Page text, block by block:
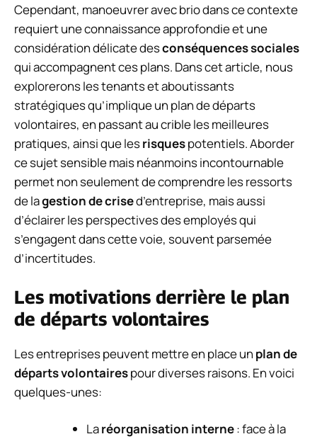
Cependant, manoeuvrer avec brio dans ce contexte
requiert une connaissance approfondie et une
considération délicate desconséquences sociales
qui accompagnent ces plans. Dans cet article, nous
explorerons les tenants et aboutissants
stratégiques qu’implique un plan de départs
volontaires, en passant au crible les meilleures
pratiques, ainsi que lesrisquespotentiels. Aborder
ce sujet sensible mais néanmoins incontournable
permet non seulement de comprendre les ressorts
de lagestion de crised’entreprise, mais aussi
d’éclairer les perspectives des employés qui
s’engagent dans cette voie, souvent parsemée
d’incertitudes.
Les motivations derrière le plan
de départs volontaires
Les entreprises peuvent mettre en place un plan de
départs volontairespour diverses raisons. En voici
quelques-unes:
Laréorganisation interne: face à la